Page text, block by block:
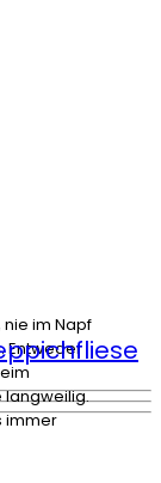
im Napf
Entweder
langweilig.
immer